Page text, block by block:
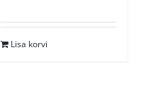
Lisa korvi